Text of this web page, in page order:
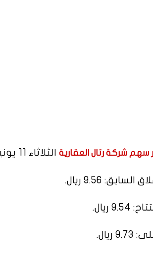
سهم شركة رتال العقارية الثلاثاء 11 يونيو 2024 في ختام التعاملات:
السابق: 9.56 ريال.
9.54 ريال.
ريال.